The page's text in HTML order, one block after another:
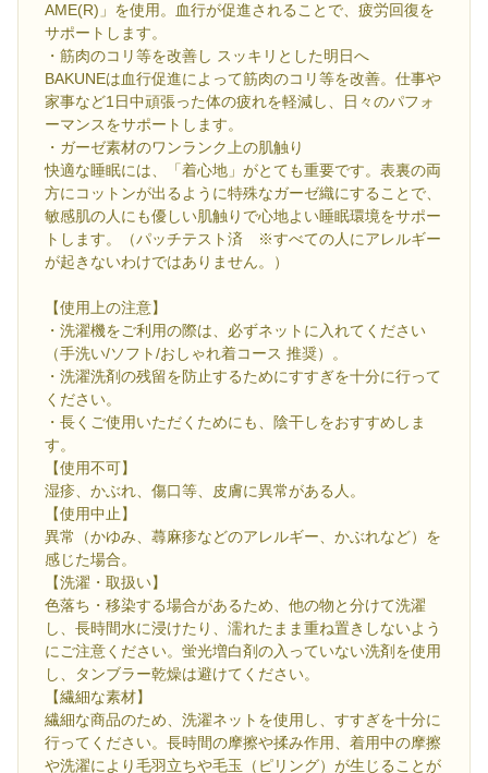
AME(R)」を使用。血行が促進されることで、疲労回復を
サポートします。
・筋肉のコリ等を改善し スッキリとした明日へ
BAKUNEは血行促進によって筋肉のコリ等を改善。仕事や
家事など1日中頑張った体の疲れを軽減し、日々のパフォ
ーマンスをサポートします。
・ガーゼ素材のワンランク上の肌触り
快適な睡眠には、「着心地」がとても重要です。表裏の両
方にコットンが出るように特殊なガーゼ織にすることで、
敏感肌の人にも優しい肌触りで心地よい睡眠環境をサポー
トします。（パッチテスト済 ※すべての人にアレルギー
が起きないわけではありません。）
【使用上の注意】
・洗濯機をご利用の際は、必ずネットに入れてください
（手洗い/ソフト/おしゃれ着コース 推奨）。
・洗濯洗剤の残留を防止するためにすすぎを十分に行って
ください。
・長くご使用いただくためにも、陰干しをおすすめしま
す。
【使用不可】
湿疹、かぶれ、傷口等、皮膚に異常がある人。
【使用中止】
異常（かゆみ、蕁麻疹などのアレルギー、かぶれなど）を
感じた場合。
【洗濯・取扱い】
色落ち・移染する場合があるため、他の物と分けて洗濯
し、長時間水に浸けたり、濡れたまま重ね置きしないよう
にご注意ください。蛍光増白剤の入っていない洗剤を使用
し、タンブラー乾燥は避けてください。
【繊細な素材】
繊細な商品のため、洗濯ネットを使用し、すすぎを十分に
行ってください。長時間の摩擦や揉み作用、着用中の摩擦
や洗濯により毛羽立ちや毛玉（ピリング）が生じることが